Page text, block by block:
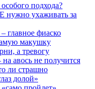
подхода?
нужно ухаживать за
главное фиаско
макушку
а тревогу
авось не получится
ли страшно
долой»